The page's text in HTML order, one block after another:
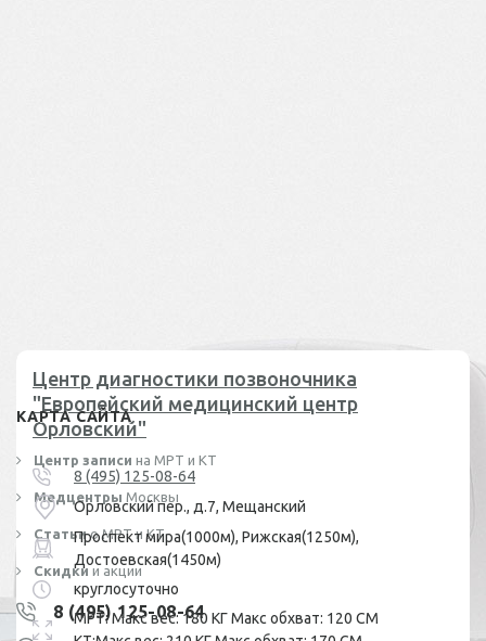
Центр диагностики позвоночника
"Европейский медицинский центр
Орловский"
8 (495) 125-08-64
Орловский пер., д.7, Мещанский
Проспект мира(1000м), Рижская(1250м),
Достоевская(1450м)
круглосуточно
МРТ: Макс вес: 180 КГ Макс обхват: 120 СМ
КАРТА САЙТА
Центр записи на МРТ и КТ
Медцентры Москвы
Статьи о МРТ и КТ
Скидки и акции
8 (495) 125-08-64